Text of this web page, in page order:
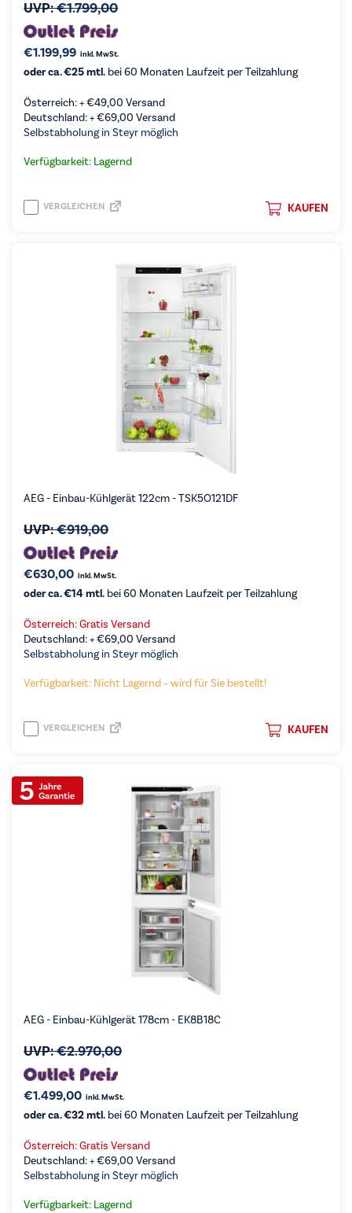
UVP:€1.799,00
€1.199,99 inkl. MwSt.
oder ca. €25 mtl. bei 60 Monaten Laufzeit per Teilzahlung
Österreich: +€49,00 Versand
Deutschland: +€69,00 Versand
Selbstabholung in Steyr möglich
Verfügbarkeit: Lagernd
KAUFEN
VERGLEICHEN
AEG - Einbau-Kühlgerät 122cm - TSK5O121DF
UVP:€919,00
€630,00 inkl. MwSt.
oder ca. €14 mtl. bei 60 Monaten Laufzeit per Teilzahlung
Österreich: Gratis Versand
Deutschland: +€69,00 Versand
Selbstabholung in Steyr möglich
Verfügbarkeit: Nicht Lagernd – wird für Sie bestellt!
KAUFEN
VERGLEICHEN
AEG - Einbau-Kühlgerät 178cm - EK8B18C
UVP:€2.970,00
€1.499,00 inkl. MwSt.
oder ca. €32 mtl. bei 60 Monaten Laufzeit per Teilzahlung
Österreich: Gratis Versand
Deutschland: +€69,00 Versand
Selbstabholung in Steyr möglich
Verfügbarkeit: Lagernd